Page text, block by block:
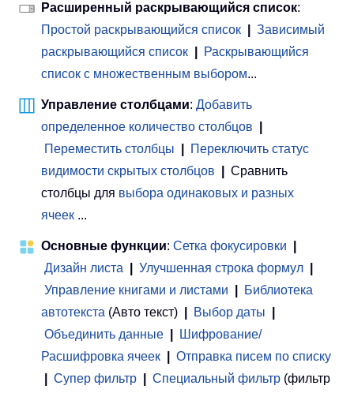
Расширенный раскрывающийся список:
Простой раскрывающийся список
Зависимый
раскрывающийся список
Раскрывающийся
список с множественным выбором...
Управление столбцами: Добавить
определенное количество столбцов
Переместить столбцы
Переключить статус
видимости скрытых столбцов
Сравнить
столбцы для выбора одинаковых и разных
ячеек ...
Основные функции: Сетка фокусировки
Дизайн листа
Улучшенная строка формул
Управление книгами и листами
Библиотека
автотекста (Авто текст) Выбор даты
Объединить данные
Шифрование/
Расшифровка ячеек
Отправка писем по списку
Супер фильтр Специальный фильтр (фильтр